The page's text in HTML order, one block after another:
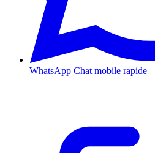
WhatsApp Chat mobile rapide